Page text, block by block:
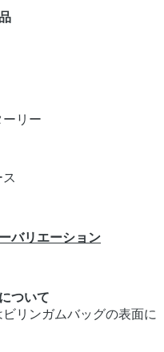
リー
バリエーション
ついて
リンガムバッグの表面に